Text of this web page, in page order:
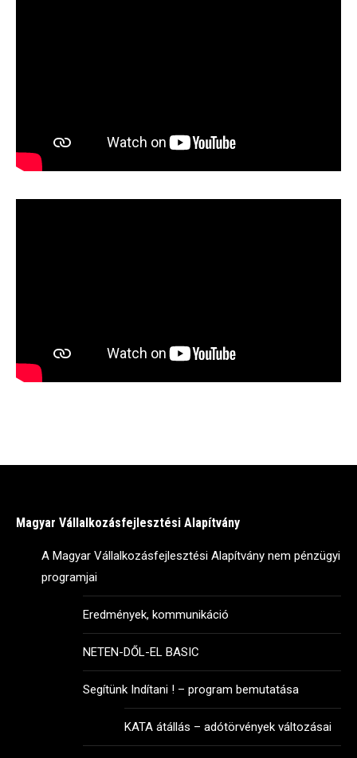
Magyar Vállalkozásfejlesztési Alapítvány
A Magyar Vállalkozásfejlesztési Alapítvány nem pénzügyi
programjai
Eredmények, kommunikáció
NETEN-DŐL-EL BASIC
Segítünk Indítani ! – program bemutatása
KATA átállás – adótörvények változásai